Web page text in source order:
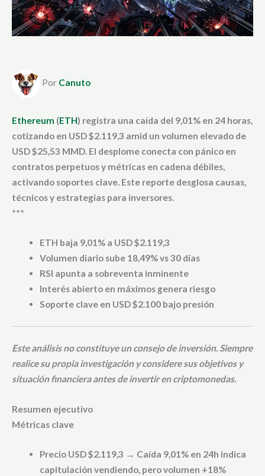
Por Canuto
Ethereum (ETH) registra una caída del 9,01% en 24 horas,
cotizando en USD $2.119,3 amid un volumen elevado de
USD $25,53 MMD. El desplome conecta con pánico en
contratos perpetuos y métricas en cadena débiles,
activando soportes clave. Este reporte desglosa causas,
técnicos y estrategias para inversores.
***
ETH baja 9,01% a USD $2.119,3
Volumen diario sube 18,49% vs 30 días
RSI apunta a sobreventa inminente
Interés abierto en máximos genera riesgo
Soporte clave en USD $2.100 bajo presión
Este análisis no constituye un consejo de inversión. Siempre
realice su propia investigación y considere sus objetivos y
situación financiera antes de invertir en criptomonedas.
Resumen ejecutivo
Métricas clave
Precio USD $2.119,3 → Caída 9,01% en 24h indica
capitulación vendiendo, pero volumen +18%